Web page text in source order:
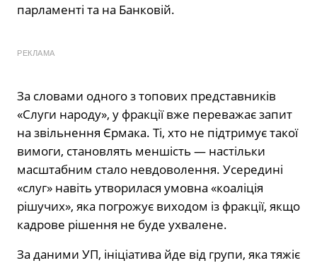
парламенті та на Банковій.
РЕКЛАМА
За словами одного з топових представників
«Слуги народу», у фракції вже переважає запит
на звільнення Єрмака. Ті, хто не підтримує такої
вимоги, становлять меншість — настільки
масштабним стало невдоволення. Усередині
«слуг» навіть утворилася умовна «коаліція
рішучих», яка погрожує виходом із фракції, якщо
кадрове рішення не буде ухвалене.
За даними УП, ініціатива йде від групи, яка тяжіє